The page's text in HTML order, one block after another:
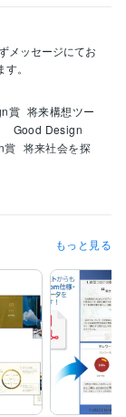
メッセージにてお
。
賞 将来構想ツー
　Good Design
賞 将来社会を探
年
紹介
介資料
もっと見る